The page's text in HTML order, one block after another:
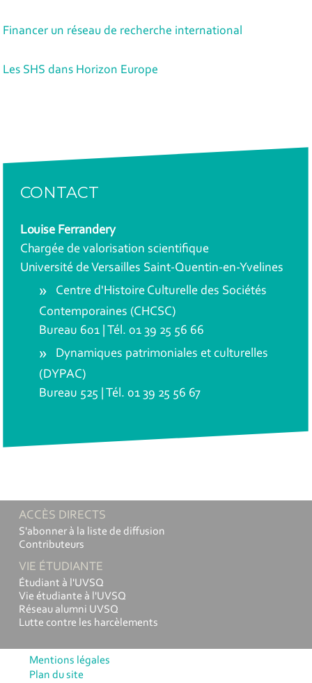
Financer un réseau de recherche international
Les SHS dans Horizon Europe
CONTACT
Louise Ferrandery
Chargée de valorisation scientifique
Université de Versailles Saint-Quentin-en-Yvelines
Centre d'Histoire Culturelle des Sociétés
Contemporaines (CHCSC)
Bureau 601 | Tél. 01 39 25 56 66
Dynamiques patrimoniales et culturelles
(DYPAC)
Bureau 525 | Tél. 01 39 25 56 67
ACCÈS DIRECTS
S'abonner à la liste de diffusion
Contributeurs
VIE ÉTUDIANTE
Étudiant à l'UVSQ
Vie étudiante à l'UVSQ
Réseau alumni UVSQ
Lutte contre les harcèlements
Mentions légales
Plan du site